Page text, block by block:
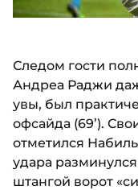
Следом гости
Андреа Раджи
увы, был
офсайда (69’).
отметился
удара
штангой ворот